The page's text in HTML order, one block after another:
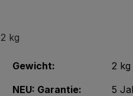
2 kg
Gewicht:
2 kg
NEU: Garantie: 5